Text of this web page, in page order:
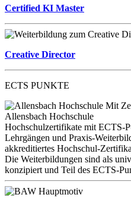
Certified KI Master
Creative Director
ECTS PUNKTE
Mit
Allensbach Hochschule
Hochschulzertifikate mit ECTS-
Lehrgängen und Praxis-
akkreditiertes Hochschul-
Die Weiterbildungen sind als
konzipiert und Teil des ECTS-